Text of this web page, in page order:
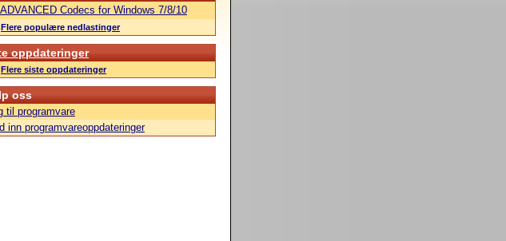
ADVANCED Codecs for Windows 7/8/10
Flere populære nedlastinger
oppdateringer
Flere siste oppdateringer
oss
til programvare
inn programvareoppdateringer